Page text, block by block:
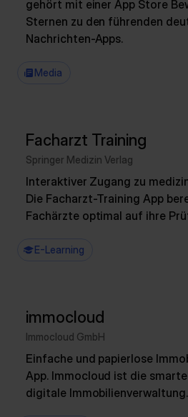
gehört mit einer App Store
Sternen zu den führenden
Nachrichten-Apps.
Media
Facharzt Training
Springer Medizin Verlag
Interaktiver Zugang zu
Die Facharzt-Training App
Fachärzte optimal auf ihre
E-Learning
immocloud
Immocloud GmbH
Einfache und papierlose
App. Immocloud ist die
digitale Immobilienverwaltung.